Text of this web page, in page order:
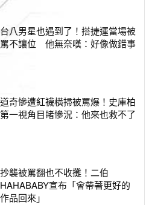
台八男星也遇到了！搭捷運當場被
罵不讓位 他無奈嘆：好像做錯事
道奇慘遭紅襪橫掃被罵爆！史庫柏
第一視角目睹慘況：他來也救不了
抄襲被罵翻也不收攤！二伯
HAHABABY宣布「會帶著更好的
作品回來」